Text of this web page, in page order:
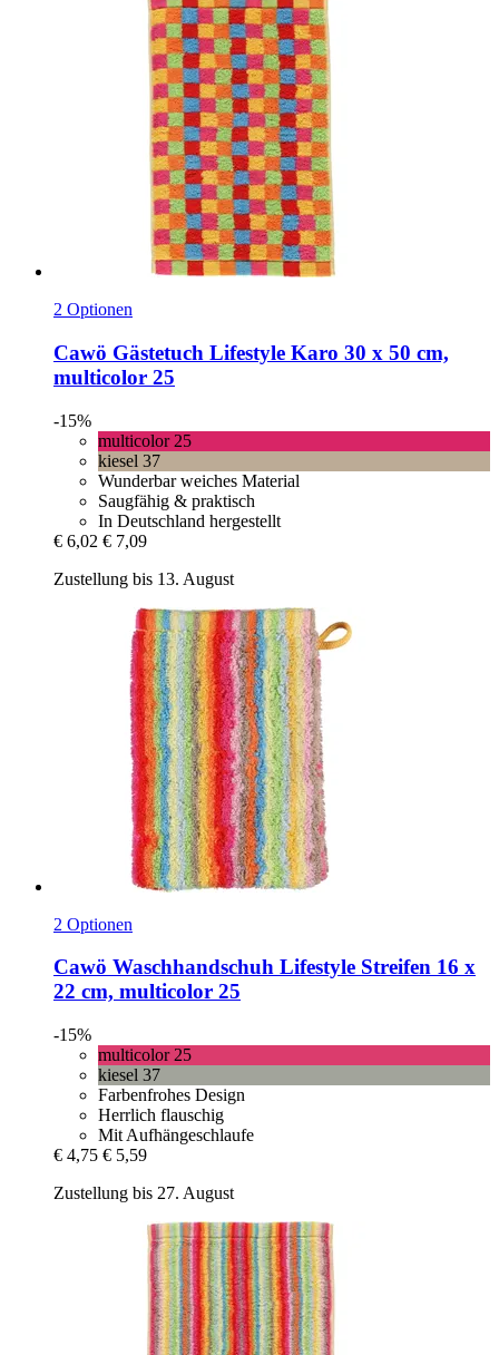
2 Optionen
Cawö Gästetuch Lifestyle Karo 30 x 50 cm,
multicolor 25
-15%
multicolor 25
kiesel 37
Wunderbar weiches Material
Saugfähig & praktisch
In Deutschland hergestellt
€ 6,02 € 7,09
Zustellung bis 13. August
2 Optionen
Cawö Waschhandschuh Lifestyle Streifen 16 x
22 cm, multicolor 25
-15%
multicolor 25
kiesel 37
Farbenfrohes Design
Herrlich flauschig
Mit Aufhängeschlaufe
€ 4,75 € 5,59
Zustellung bis 27. August